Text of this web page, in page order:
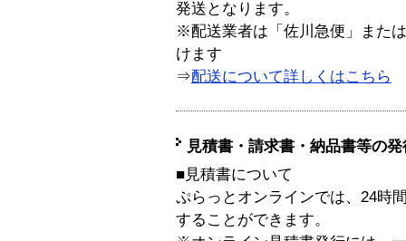
発送となります。
※配送業者は「佐川急便」また
けます
⇒配送について詳しくはこちら
見積書・請求書・納品書等の
■見積書について
ぷらっとオンラインでは、24時
することができます。